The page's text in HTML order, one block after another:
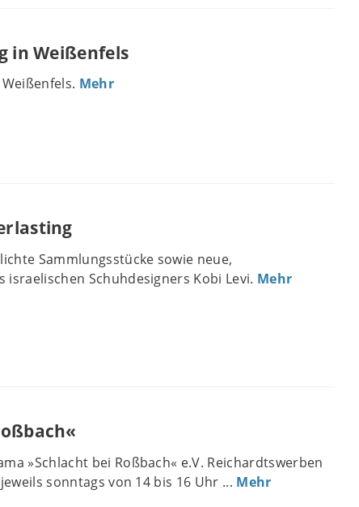
in Weißenfels
Mehr
Sammlungsstücke sowie neue,
Schuhdesigners Kobi Levi. Mehr
»Schlacht bei Roßbach« e.V. Reichardtswerben
sonntags von 14 bis 16 Uhr ... Mehr